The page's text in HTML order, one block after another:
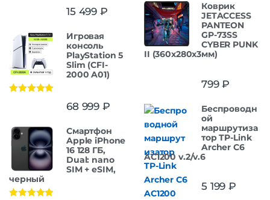
15 499 ₽
Игровая
консоль
PlayStation 5
Slim (CFI-
2000 A01)
68 999 ₽
Смартфон
Apple iPhone
16 128 ГБ,
Dual: nano
SIM + eSIM,
черный
Коврик
JETACCESS
PANTEON
GP-73SS
CYBER PUNK
II (360x280x3мм)
799₽
Беспроводн
ой
маршрутиза
тор TP-Link
Archer C6
AC1200 v.2/v.6
5 199 ₽